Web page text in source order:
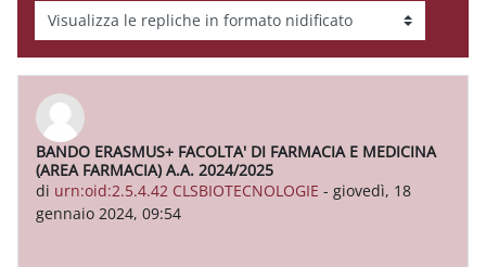
Modalità visualizzazione
BANDO ERASMUS+ FACOLTA' DI FARMACIA E MEDICINA
(AREA FARMACIA) A.A. 2024/2025
di urn:oid:2.5.4.42 CLSBIOTECNOLOGIE - giovedì, 18
gennaio 2024, 09:54
Numero di risposte: 0